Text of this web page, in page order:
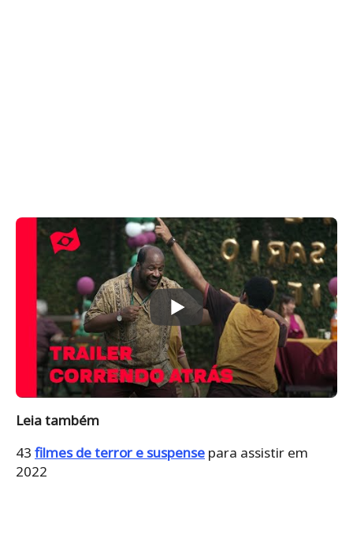
Leia também
43 filmes de terror e suspense para assistir em
2022